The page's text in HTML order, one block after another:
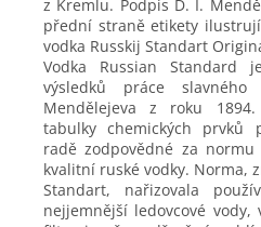
z Kremlu. Podpis D. I.
přední straně etikety
vodka Russkij Standart
Vodka Russian Standard
výsledků práce
Mendělejeva z roku
tabulky chemických prvků
radě zodpovědné za
kvalitní ruské vodky. Norma,
Standart, nařizovala
nejjemnější ledovcové